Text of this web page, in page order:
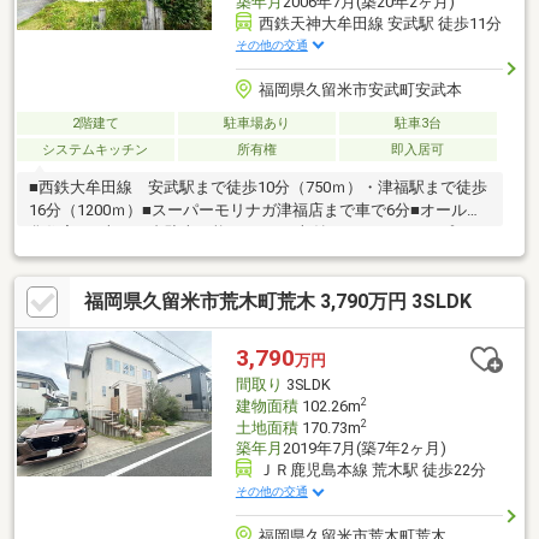
西鉄天神大牟田線 安武駅 徒歩11分
その他の交通
福岡県久留米市安武町安武本
2階建て 駐車場あり
駐車3台
システムキッチン
所有権 即入居可
■西鉄大牟田線 安武駅まで徒歩10分（750ｍ）・津福駅まで徒歩
16分（1200ｍ）■スーパーモリナガ津福店まで車で6分■オール電
ります■全居室6帖以上
福岡県久留米市荒木町荒木 3,790万円 3SLDK
3,790万円
間取り 3SLDK
建物面積102.26m2
土地面積170.73m2
築年月 2019年7月(築7年2ヶ月)
ＪＲ鹿児島本線 荒木駅 徒歩22分
その他の交通